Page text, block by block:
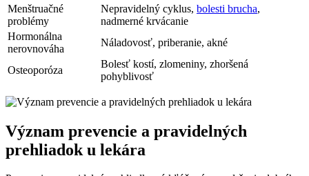
Menštruačné
problémy
Nepravidelný ‍cyklus, bolesti brucha,
nadmerné krvácanie
Hormonálna
nerovnováha
Náladovosť, priberanie, akné
Osteoporóza
Bolesť kostí,⁢ zlomeniny, zhoršená
pohyblivosť
Význam⁣ prevencie a ‍pravidelných
prehliadok⁤ u lekára